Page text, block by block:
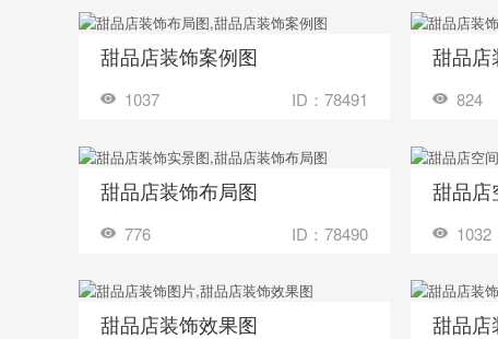
收藏 装修成这样要花多少钱？
甜品店装饰案例图
1037 ID：78491
收藏
甜品店
824
收藏 装修成这样要花多少钱？
甜品店装饰布局图
776 ID：78490
收藏
甜品店
1032
收藏 装修成这样要花多少钱？
甜品店装饰效果图 收藏